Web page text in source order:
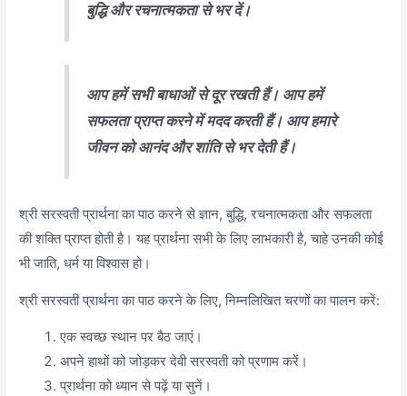
बुद्धि और रचनात्मकता से भर दें।
आप हमें सभी बाधाओं से दूर रखती हैं। आप हमें
सफलता प्राप्त करने में मदद करती हैं। आप हमारे
जीवन को आनंद और शांति से भर देती हैं।
श्री सरस्वती प्रार्थना का पाठ करने से ज्ञान, बुद्धि, रचनात्मकता और सफलता
की शक्ति प्राप्त होती है। यह प्रार्थना सभी के लिए लाभकारी है, चाहे उनकी कोई
भी जाति, धर्म या विश्वास हो।
श्री सरस्वती प्रार्थना का पाठ करने के लिए, निम्नलिखित चरणों का पालन करें:
एक स्वच्छ स्थान पर बैठ जाएं।
अपने हाथों को जोड़कर देवी सरस्वती को प्रणाम करें।
प्रार्थना को ध्यान से पढ़ें या सुनें।